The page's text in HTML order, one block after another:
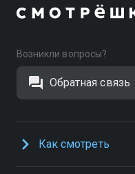
Возникли вопросы?
Обратная связь
Как смотреть